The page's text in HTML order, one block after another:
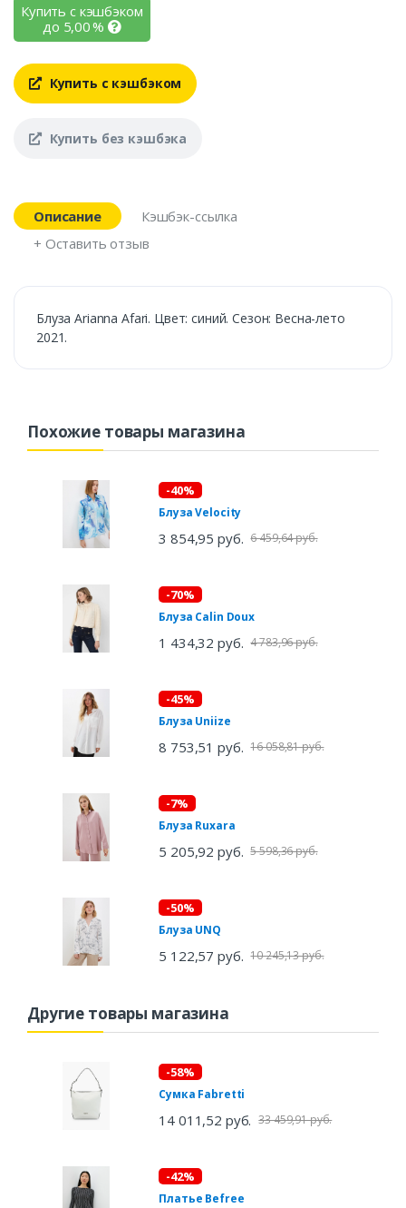
Купить с кэшбэком
до 5,00%
Купить с кэшбэком
Купить без кэшбэка
Описание
Кэшбэк-ссылка
+ Оставить отзыв
Блуза Arianna Afari. Цвет: синий. Сезон: Весна-лето
2021.
Похожие товары магазина
-40%
Блуза Velocity
3 854,95 руб. 6 459,64 руб.
-70%
Блуза Calin Doux
1 434,32 руб. 4 783,96 руб.
-45%
Блуза Uniize
8 753,51 руб. 16 058,81 руб.
-7%
Блуза Ruxara
5 205,92 руб. 5 598,36 руб.
-50%
Блуза UNQ
5 122,57 руб. 10 245,13 руб.
Другие товары магазина
-58%
Сумка Fabretti
14 011,52 руб. 33 459,91 руб.
-42%
Платье Befree